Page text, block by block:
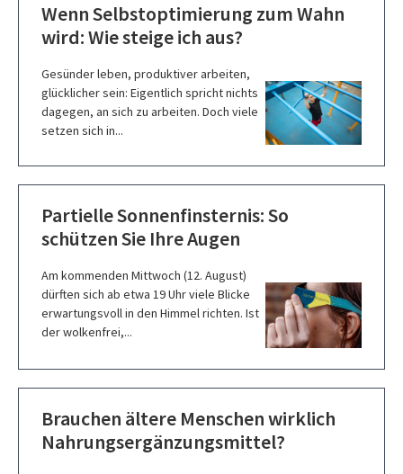
Wenn Selbstoptimierung zum Wahn
wird: Wie steige ich aus?
Gesünder leben, produktiver arbeiten,
glücklicher sein: Eigentlich spricht nichts
dagegen, an sich zu arbeiten. Doch viele
setzen sich in...
Partielle Sonnenfinsternis: So
schützen Sie Ihre Augen
Am kommenden Mittwoch (12. August)
dürften sich ab etwa 19 Uhr viele Blicke
erwartungsvoll in den Himmel richten. Ist
der wolkenfrei,...
Brauchen ältere Menschen wirklich
Nahrungsergänzungsmittel?